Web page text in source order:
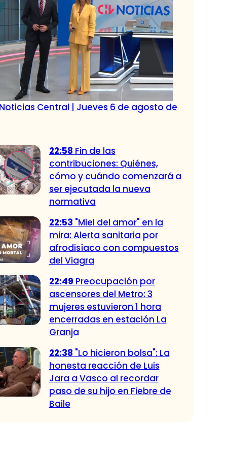
Central | Jueves 6 de agosto de
22:58 Fin de las
contribuciones: Quiénes,
cómo y cuándo comenzará a
ser ejecutada la nueva
normativa
22:53 "Miel del amor" en la
mira: Alerta sanitaria por
afrodisíaco con compuestos
del Viagra
22:49 Preocupación por
ascensores del Metro: 3
mujeres estuvieron 1 hora
encerradas en estación La
Granja
22:38 "Lo hicieron bolsa": La
honesta reacción de Luis
Jara a Vasco al recordar
paso de su hijo en Fiebre de
Baile